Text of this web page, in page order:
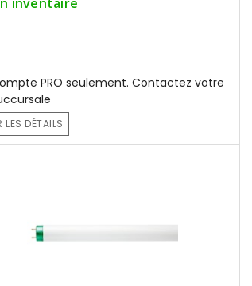
PRO seulement. Contactez votre
LES DÉTAILS